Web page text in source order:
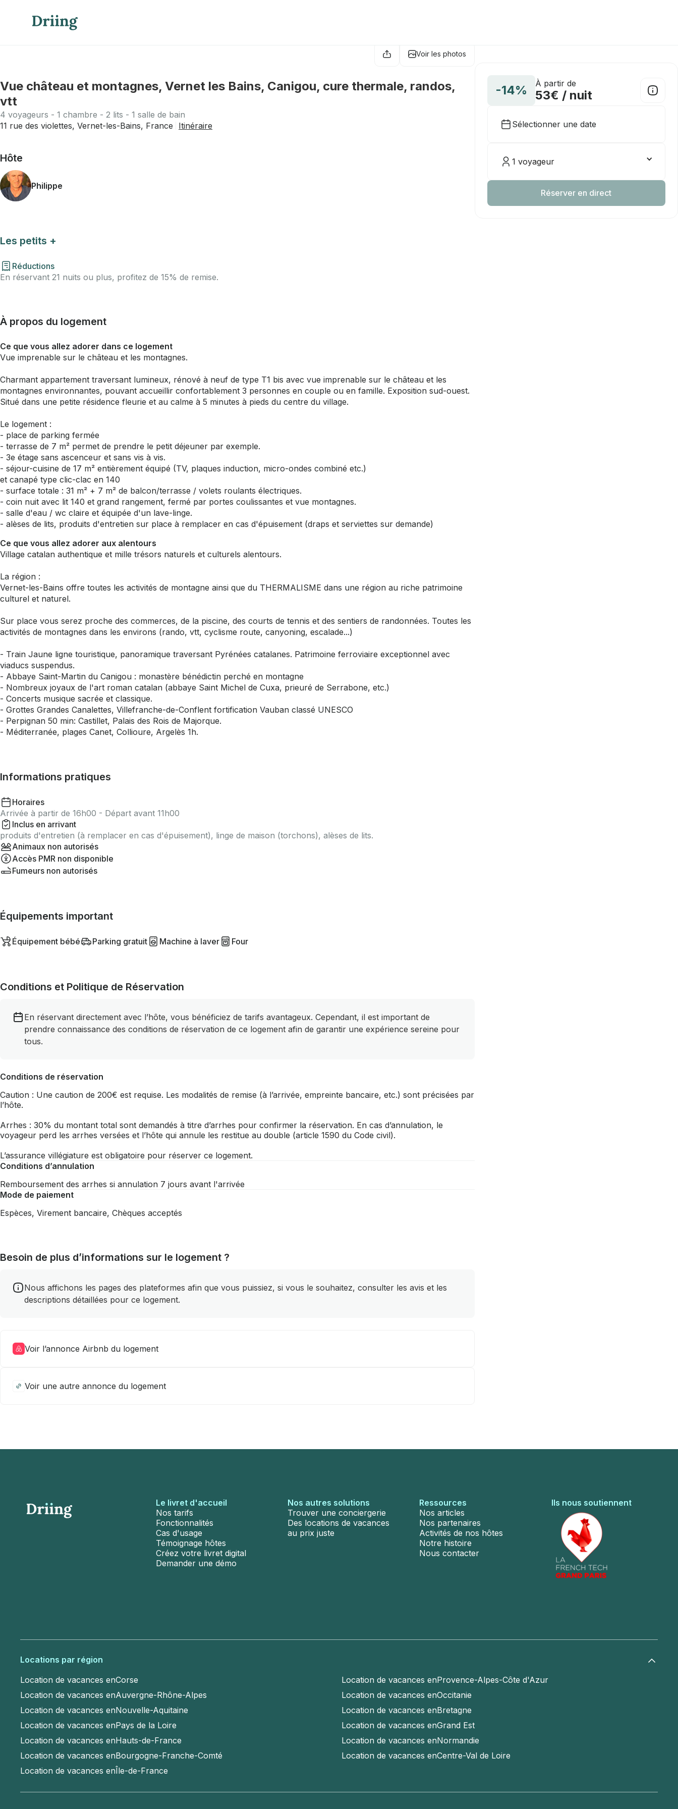
Voir les photos
Vue château et montagnes, Vernet les Bains, Canigou, cure thermale, randos,
vtt
4 voyageurs - 1 chambre - 2 lits - 1 salle de bain
11 rue des violettes, Vernet-les-Bains, France
Itinéraire
Hôte
Philippe
Les petits +
Réductions
En réservant 21 nuits ou plus, profitez de 15% de remise.
À propos du logement
Ce que vous allez adorer dans ce logement
Vue imprenable sur le château et les montagnes.
Charmant appartement traversant lumineux, rénové à neuf de type T1 bis avec vue imprenable sur le château et les
montagnes environnantes, pouvant accueillir confortablement 3 personnes en couple ou en famille. Exposition sud-ouest.
Situé dans une petite résidence fleurie et au calme à 5 minutes à pieds du centre du village.
Le logement :
- place de parking fermée
- terrasse de 7 m² permet de prendre le petit déjeuner par exemple.
- 3e étage sans ascenceur et sans vis à vis.
- séjour-cuisine de 17 m² entièrement équipé (TV, plaques induction, micro-ondes combiné etc.)
et canapé type clic-clac en 140
- surface totale : 31 m² + 7 m² de balcon/terrasse / volets roulants électriques.
- coin nuit avec lit 140 et grand rangement, fermé par portes coulissantes et vue montagnes.
- salle d'eau / wc claire et équipée d'un lave-linge.
- alèses de lits, produits d'entretien sur place à remplacer en cas d'épuisement (draps et serviettes sur demande)
Ce que vous allez adorer aux alentours
Village catalan authentique et mille trésors naturels et culturels alentours.
La région :
Vernet-les-Bains offre toutes les activités de montagne ainsi que du THERMALISME dans une région au riche patrimoine
culturel et naturel.
Sur place vous serez proche des commerces, de la piscine, des courts de tennis et des sentiers de randonnées. Toutes les
activités de montagnes dans les environs (rando, vtt, cyclisme route, canyoning, escalade...)
- Train Jaune ligne touristique, panoramique traversant Pyrénées catalanes. Patrimoine ferroviaire exceptionnel avec
viaducs suspendus.
- Abbaye Saint-Martin du Canigou : monastère bénédictin perché en montagne
- Nombreux joyaux de l'art roman catalan (abbaye Saint Michel de Cuxa, prieuré de Serrabone, etc.)
- Concerts musique sacrée et classique.
- Grottes Grandes Canalettes, Villefranche-de-Conflent fortification Vauban classé UNESCO
- Perpignan 50 min: Castillet, Palais des Rois de Majorque.
- Méditerranée, plages Canet, Collioure, Argelès 1h.
Informations pratiques
Horaires
Arrivée à partir de 16h00 - Départ avant 11h00
Inclus en arrivant
produits d'entretien (à remplacer en cas d'épuisement), linge de maison (torchons), alèses de lits.
Animaux non autorisés
Accès PMR non disponible
Fumeurs non autorisés
Équipements important
Équipement bébé Parking gratuit Machine à laver Four
Conditions et Politique de Réservation
En réservant directement avec l’hôte, vous bénéficiez de tarifs avantageux. Cependant, il est important de
prendre connaissance des conditions de réservation de ce logement afin de garantir une expérience sereine pour
tous.
Conditions de réservation
Caution : Une caution de 200€ est requise. Les modalités de remise (à l’arrivée, empreinte bancaire, etc.) sont précisées par
l’hôte.
Arrhes : 30% du montant total sont demandés à titre d’arrhes pour confirmer la réservation. En cas d’annulation, le
voyageur perd les arrhes versées et l’hôte qui annule les restitue au double (article 1590 du Code civil).
L’assurance villégiature est obligatoire pour réserver ce logement.
Conditions d’annulation
Remboursement des arrhes si annulation 7 jours avant l'arrivée
Mode de paiement
Espèces, Virement bancaire, Chèques acceptés
Besoin de plus d’informations sur le logement ?
Nous affichons les pages des plateformes afin que vous puissiez, si vous le souhaitez, consulter les avis et les
descriptions détaillées pour ce logement.
Voir l’annonce Airbnb du logement
Voir une autre annonce du logement
-14% À partir de
53€ / nuit
Sélectionner une date
1 voyageur
Réserver en direct
Le livret d'accueil
Nos tarifs
Fonctionnalités
Cas d'usage
Témoignage hôtes
Créez votre livret digital
Demander une démo
Nos autres solutions
Trouver une conciergerie
Des locations de vacances
au prix juste
Ressources
Nos articles
Nos partenaires
Activités de nos hôtes
Notre histoire
Nous contacter
Ils nous soutiennent
Locations par région
Location de vacances enCorse Location de vacances enProvence-Alpes-Côte d'Azur
Location de vacances enAuvergne-Rhône-Alpes Location de vacances enOccitanie
Location de vacances enNouvelle-Aquitaine Location de vacances enBretagne
Location de vacances enPays de la Loire Location de vacances enGrand Est
Location de vacances enHauts-de-France Location de vacances enNormandie
Location de vacances enBourgogne-Franche-Comté Location de vacances enCentre-Val de Loire
Location de vacances enÎle-de-France